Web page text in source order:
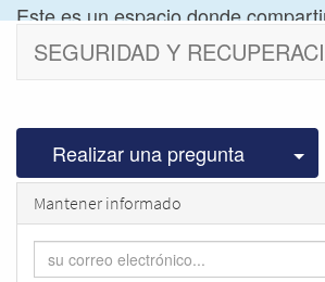
Este es un espacio donde
intercambiamos dudas y soluciones
productos deMontevideo COMM.
Ocultar Ingresar Registrarse
SEGURIDAD Y
Realizar una pregunta
Mantener informado